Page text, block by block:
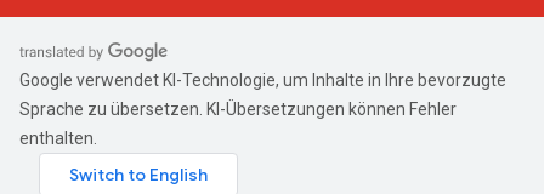
Google verwendet KI-Technologie, um Inhalte in Ihre bevorzugte
Sprache zu übersetzen. KI-Übersetzungen können Fehler
enthalten.